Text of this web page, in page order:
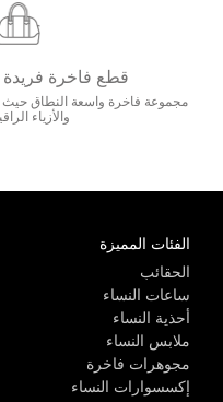
قطع فاخرة فريدة
مجموعة فاخرة واسعة النطاق
والأزياء
الفئات المميزة
الحقائب
ساعات النساء
أحذية النساء
ملابس النساء
مجوهرات فاخرة
إكسسوارات النساء